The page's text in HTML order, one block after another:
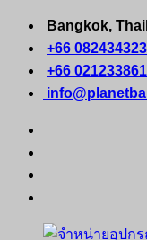
Skip
content
Bangkok,
+66
+66 021233861